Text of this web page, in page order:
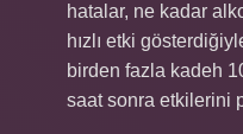
hatalar, ne kadar
hızlı etki
birden fazla kadeh
saat sonra etkilerini